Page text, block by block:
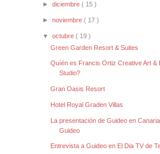
►diciembre( 15 )
►noviembre( 17 )
▼octubre( 19 )
Green Garden Resort & Suites
Quíén es Francis Ortiz Creative Art &
Studio?
Gran Oasis Resort
Hotel Royal Graden Villas
La presentación de Guideo en
Guideo
Entrevista a Guideo en El Dia TV de